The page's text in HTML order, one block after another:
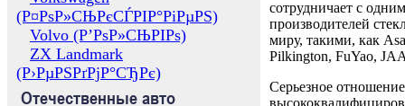
(Р¤РѕР»СЊРєСЃРІР°РіРµРЅ)
Volvo (Р’РѕР»СЊРІРѕ)
ZX Landmark
(Р›РµРЅРґРјР°СЂРє)
Отечественные авто
сотрудничает с
производителей
миру, такими, как
Pilkington, FuYao,
Серьезное отношение